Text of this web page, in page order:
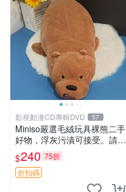
影視動漫CD專輯DVD 57
Miniso嚴選毛絨玩具裸熊二手
好物，浮灰污漬可接受。請詳
閱照片再下單，售出不退不
換。全新品相收藏推薦。 裸
熊 毛絨玩具 收藏
$240 75折
折扣碼